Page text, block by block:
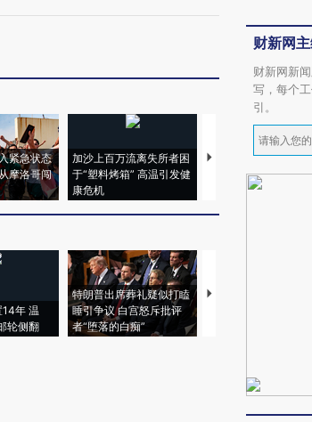
紧急状态
摩洛哥闯
加沙上百万流离失所者困
于“塑料烤箱” 高温引发健
康危机
视线｜HYROX的吸金
术：是什么让中产们
心“花钱找虐”？
年 温
轮侧翻
特朗普出席葬礼疑似打瞌
睡引争议 白宫怒斥批评
者“堕落的白痴”
视线｜全球最热百城
财新网
财新网新
写，每个
引。